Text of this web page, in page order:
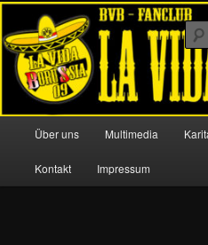
Zum
primären
Inhalt
springenLa Vida Borussia
Offizieller Fanclub von Borussia
HauptmenüÜber uns Multimedia
Kontakt Impressum